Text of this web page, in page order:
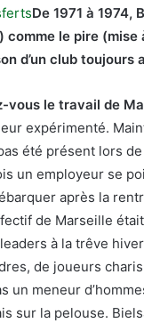
s
u
T
w
i
t
t
e
r
r
u
c
o
u
r
r
i
e
De 1971 à 1974,
comme le pire
d’un club toujours
vous le travail de
expérimenté.
été présent lors
un employeur se
après la
de Marseille
à la trêve
de joueurs
un meneur
sur la pelouse.